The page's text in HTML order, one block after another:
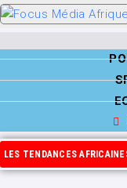
LES TENDANCES